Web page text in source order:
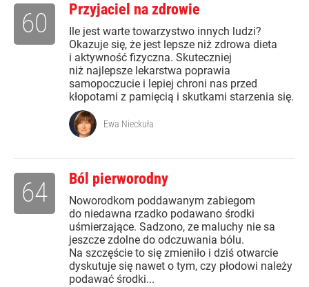
Przyjaciel na zdrowie
Ile jest warte towarzystwo innych ludzi?
Okazuje się, że jest lepsze niż zdrowa dieta
i aktywność fizyczna. Skuteczniej
niż najlepsze lekarstwa poprawia
samopoczucie i lepiej chroni nas przed
kłopotami z pamięcią i skutkami starzenia się.
60
Ewa Nieckuła
Ból pierworodny
Noworodkom poddawanym zabiegom
do niedawna rzadko podawano środki
uśmierzające. Sadzono, ze maluchy nie sa
jeszcze zdolne do odczuwania bólu.
Na szczęście to się zmieniło i dziś otwarcie
dyskutuje się nawet o tym, czy płodowi należy
podawać środki...
64